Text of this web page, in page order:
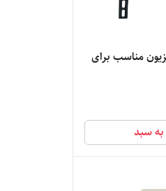
مناسب برای
سبد